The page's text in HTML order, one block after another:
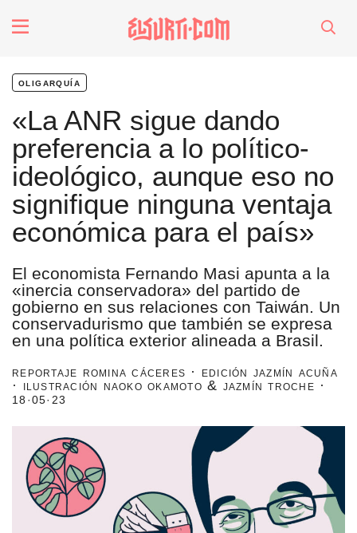
Futuros
Soberanas
Oligarquía
Despacio Sonoro
especiales
invasores vip
estronismo climático
historia de las mujeres
patria contratista
plan del terror
oligarquía
«La ANR sigue dando
preferencia a lo político-
ideológico, aunque eso no
signifique ninguna ventaja
económica para el país»
El economista Fernando Masi apunta a la
«inercia conservadora» del partido de
gobierno en sus relaciones con Taiwán. Un
conservadurismo que también se expresa
en una política exterior alineada a Brasil.
reportaje romina cáceres · edición jazmín acuña
· ilustración naoko okamoto & jazmín troche ·
18·05·23